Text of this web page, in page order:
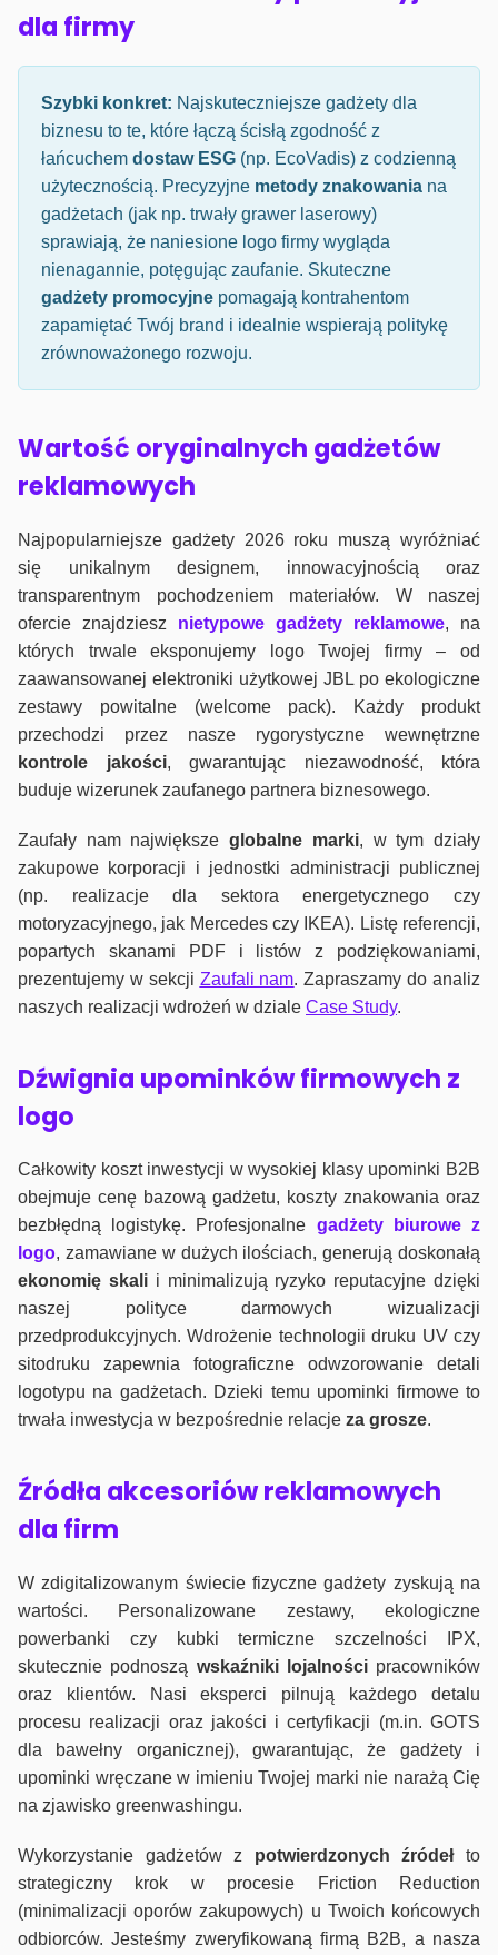
dla firmy
Szybki konkret: Najskuteczniejsze gadżety dla
biznesu to te, które łączą ścisłą zgodność z
łańcuchem dostaw ESG (np. EcoVadis) z codzienną
użytecznością. Precyzyjne metody znakowania na
gadżetach (jak np. trwały grawer laserowy)
sprawiają, że naniesione logo firmy wygląda
nienagannie, potęgując zaufanie. Skuteczne
gadżety promocyjne pomagają kontrahentom
zapamiętać Twój brand i idealnie wspierają politykę
zrównoważonego rozwoju.
Wartość oryginalnych gadżetów
reklamowych
Najpopularniejsze gadżety 2026 roku muszą wyróżniać
się unikalnym designem, innowacyjnością oraz
transparentnym pochodzeniem materiałów. W naszej
ofercie znajdziesz nietypowe gadżety reklamowe, na
których trwale eksponujemy logo Twojej firmy – od
zaawansowanej elektroniki użytkowej JBL po ekologiczne
zestawy powitalne (welcome pack). Każdy produkt
przechodzi przez nasze rygorystyczne wewnętrzne
kontrole jakości, gwarantując niezawodność, która
buduje wizerunek zaufanego partnera biznesowego.
Zaufały nam największeglobalne marki, w tym działy
zakupowe korporacji i jednostki administracji publicznej
(np. realizacje dla sektora energetycznego czy
motoryzacyjnego, jak Mercedes czy IKEA). Listę referencji,
popartych skanami PDF i listów z podziękowaniami,
prezentujemy w sekcji Zaufali nam. Zapraszamy do analiz
naszych realizacji wdrożeń w dziale Case Study.
Dźwignia upominków firmowych z
logo
Całkowity koszt inwestycji w wysokiej klasy upominki B2B
obejmuje cenę bazową gadżetu, koszty znakowania oraz
bezbłędną logistykę. Profesjonalne gadżety biurowe z
logo, zamawiane w dużych ilościach, generują doskonałą
ekonomię skalii minimalizują ryzyko reputacyjne dzięki
naszej polityce darmowych wizualizacji
przedprodukcyjnych. Wdrożenie technologii druku UV czy
sitodruku zapewnia fotograficzne odwzorowanie detali
logotypu na gadżetach. Dzieki temu upominki firmowe to
trwała inwestycja w bezpośrednie relacje za grosze.
Źródła akcesoriów reklamowych
dla firm
W zdigitalizowanym świecie fizyczne gadżety zyskują na
wartości. Personalizowane zestawy, ekologiczne
powerbanki czy kubki termiczne szczelności IPX,
skutecznie podnoszą wskaźniki lojalnościpracowników
oraz klientów. Nasi eksperci pilnują każdego detalu
procesu realizacji oraz jakości i certyfikacji (m.in. GOTS
dla bawełny organicznej), gwarantując, że gadżety i
upominki wręczane w imieniu Twojej marki nie narażą Cię
na zjawisko greenwashingu.
Wykorzystanie gadżetów z potwierdzonych źródełto
strategiczny krok w procesie Friction Reduction
(minimalizacji oporów zakupowych) u Twoich końcowych
odbiorców. Jesteśmy zweryfikowaną firmą B2B, a nasza